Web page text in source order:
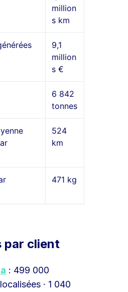
million
s km
9,1
million
s €
6 842
tonnes
524
km
471 kg
par client
: 499 000
· 1 040